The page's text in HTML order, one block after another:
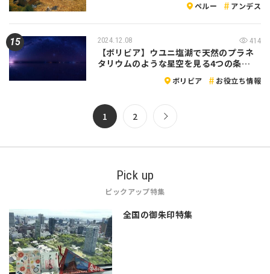
ペルー アンデス
2024.12.08 414
【ボリビア】ウユニ塩湖で天然のプラネ
タリウムのような星空を見る4つの条…
ボリビア お役立ち情報
1 2
Pick up
ピックアップ特集
全国の御朱印特集